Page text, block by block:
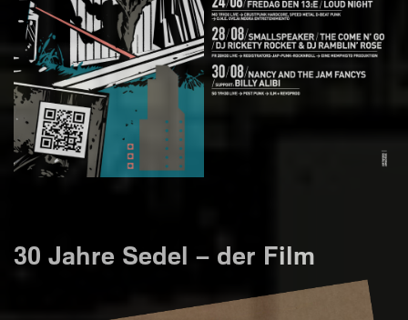
30 Jahre Sedel – der Film